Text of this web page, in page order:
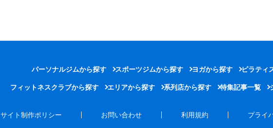
パーソナルジムから探す スポーツジムから探す ヨガから探す ピラティ
フィットネスクラブから探す エリアから探す 系列店から探す 特集記事一覧
サイト制作ポリシー お問い合わせ 利用規約 プライ